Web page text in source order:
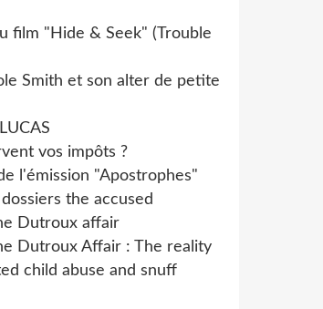
film "Hide & Seek" (Trouble
Smith et son alter de petite
vos impôts ?
l'émission "Apostrophes"
the accused
Dutroux affair
Dutroux Affair : The reality
child abuse and snuff